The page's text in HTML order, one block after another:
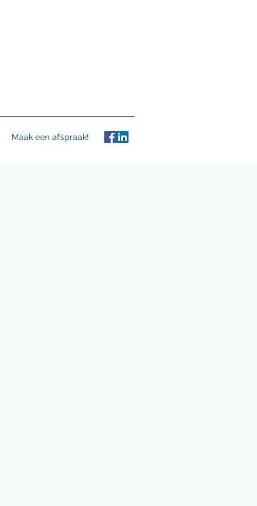
Maak een afspraak!